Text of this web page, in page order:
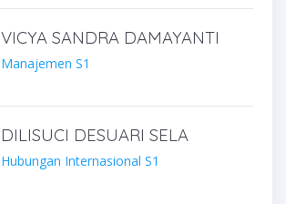
VICYA SANDRA DAMAYANTI
Manajemen S1
DILISUCI DESUARI SELA
Hubungan Internasional S1